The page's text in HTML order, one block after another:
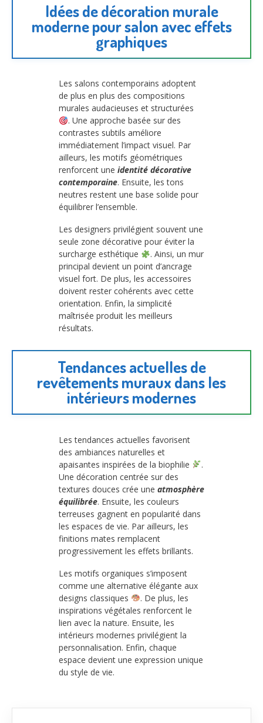
Idées de décoration murale
moderne pour salon avec effets
graphiques
Les salons contemporains adoptent
de plus en plus des compositions
murales audacieuses et structurées
. Une approche basée sur des
contrastes subtils améliore
immédiatement l’impact visuel. Par
ailleurs, les motifs géométriques
renforcent une identité décorative
contemporaine. Ensuite, les tons
neutres restent une base solide pour
équilibrer l’ensemble.
Les designers privilégient souvent une
seule zone décorative pour éviter la
surcharge esthétique
. Ainsi, un mur
principal devient un point d’ancrage
visuel fort. De plus, les accessoires
doivent rester cohérents avec cette
orientation. Enfin, la simplicité
maîtrisée produit les meilleurs
résultats.
Tendances actuelles de
revêtements muraux dans les
intérieurs modernes
Les tendances actuelles favorisent
des ambiances naturelles et
apaisantes inspirées de la biophilie
.
Une décoration centrée sur des
textures douces crée une atmosphère
équilibrée. Ensuite, les couleurs
terreuses gagnent en popularité dans
les espaces de vie. Par ailleurs, les
finitions mates remplacent
progressivement les effets brillants.
Les motifs organiques s’imposent
comme une alternative élégante aux
designs classiques
. De plus, les
inspirations végétales renforcent le
lien avec la nature. Ensuite, les
intérieurs modernes privilégient la
personnalisation. Enfin, chaque
espace devient une expression unique
du style de vie.